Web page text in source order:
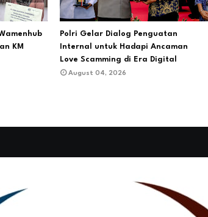
KM
Polri Gelar Dialog Penguatan
Internal untuk Hadapi Ancaman
Love Scamming di Era Digital
August 04, 2026